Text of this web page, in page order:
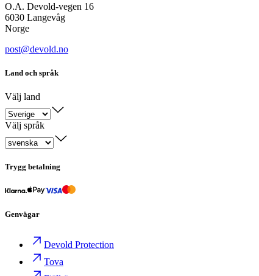
O.A. Devold-vegen 16
6030 Langevåg
Norge
post@devold.no
Land och språk
Välj land
Välj språk
Trygg betalning
Genvägar
Devold Protection
Tova